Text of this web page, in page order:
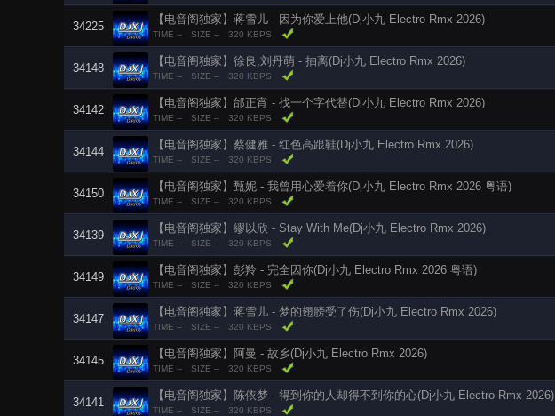
34225
【电音阁独家】蒋雪儿 - 因为你爱上他(Dj小九 Electro Rmx 2026)
TIME -- SIZE -- 320 KBPS
34148
【电音阁独家】徐良,刘丹萌 - 抽离(Dj小九 Electro Rmx 2026)
TIME -- SIZE -- 320 KBPS
34142
【电音阁独家】邰正宵 - 找一个字代替(Dj小九 Electro Rmx 2026)
TIME -- SIZE -- 320 KBPS
34144
【电音阁独家】蔡健雅 - 红色高跟鞋(Dj小九 Electro Rmx 2026)
TIME -- SIZE -- 320 KBPS
34150
【电音阁独家】甄妮 - 我曾用心爱着你(Dj小九 Electro Rmx 2026 粤语)
TIME -- SIZE -- 320 KBPS
34139
【电音阁独家】繆以欣 - Stay With Me(Dj小九 Electro Rmx 2026)
TIME -- SIZE -- 320 KBPS
34149
【电音阁独家】彭羚 - 完全因你(Dj小九 Electro Rmx 2026 粤语)
TIME -- SIZE -- 320 KBPS
34147
【电音阁独家】蒋雪儿 - 梦的翅膀受了伤(Dj小九 Electro Rmx 2026)
TIME -- SIZE -- 320 KBPS
34145
【电音阁独家】阿曼 - 故乡(Dj小九 Electro Rmx 2026)
TIME -- SIZE -- 320 KBPS
34141
【电音阁独家】陈依梦 - 得到你的人却得不到你的心(Dj小九 Electro Rmx 2026)
TIME -- SIZE -- 320 KBPS